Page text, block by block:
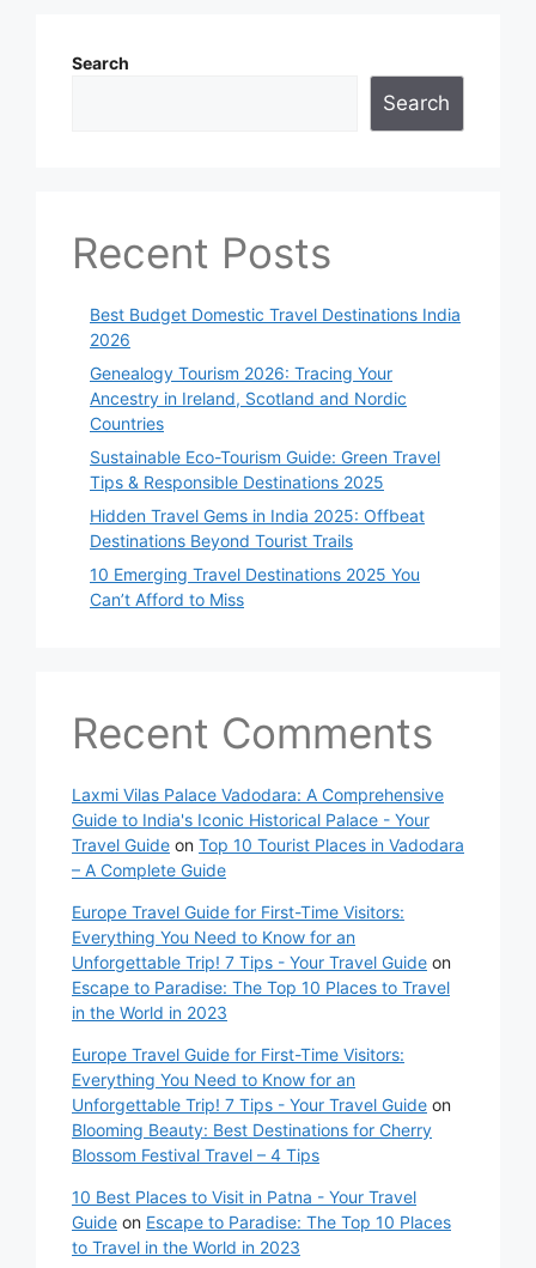
Search
Search
Recent Posts
Best Budget Domestic Travel Destinations India
2026
Genealogy Tourism 2026: Tracing Your
Ancestry in Ireland, Scotland and Nordic
Countries
Sustainable Eco-Tourism Guide: Green Travel
Tips & Responsible Destinations 2025
Hidden Travel Gems in India 2025: Offbeat
Destinations Beyond Tourist Trails
10 Emerging Travel Destinations 2025 You
Can’t Afford to Miss
Recent Comments
Laxmi Vilas Palace Vadodara: A Comprehensive
Guide to India's Iconic Historical Palace - Your
Travel Guide on Top 10 Tourist Places in Vadodara
– A Complete Guide
Europe Travel Guide for First-Time Visitors:
Everything You Need to Know for an
Unforgettable Trip! 7 Tips - Your Travel Guide on
Escape to Paradise: The Top 10 Places to Travel
in the World in 2023
Europe Travel Guide for First-Time Visitors:
Everything You Need to Know for an
Unforgettable Trip! 7 Tips - Your Travel Guide on
Blooming Beauty: Best Destinations for Cherry
Blossom Festival Travel – 4 Tips
10 Best Places to Visit in Patna - Your Travel
Guide on Escape to Paradise: The Top 10 Places
to Travel in the World in 2023